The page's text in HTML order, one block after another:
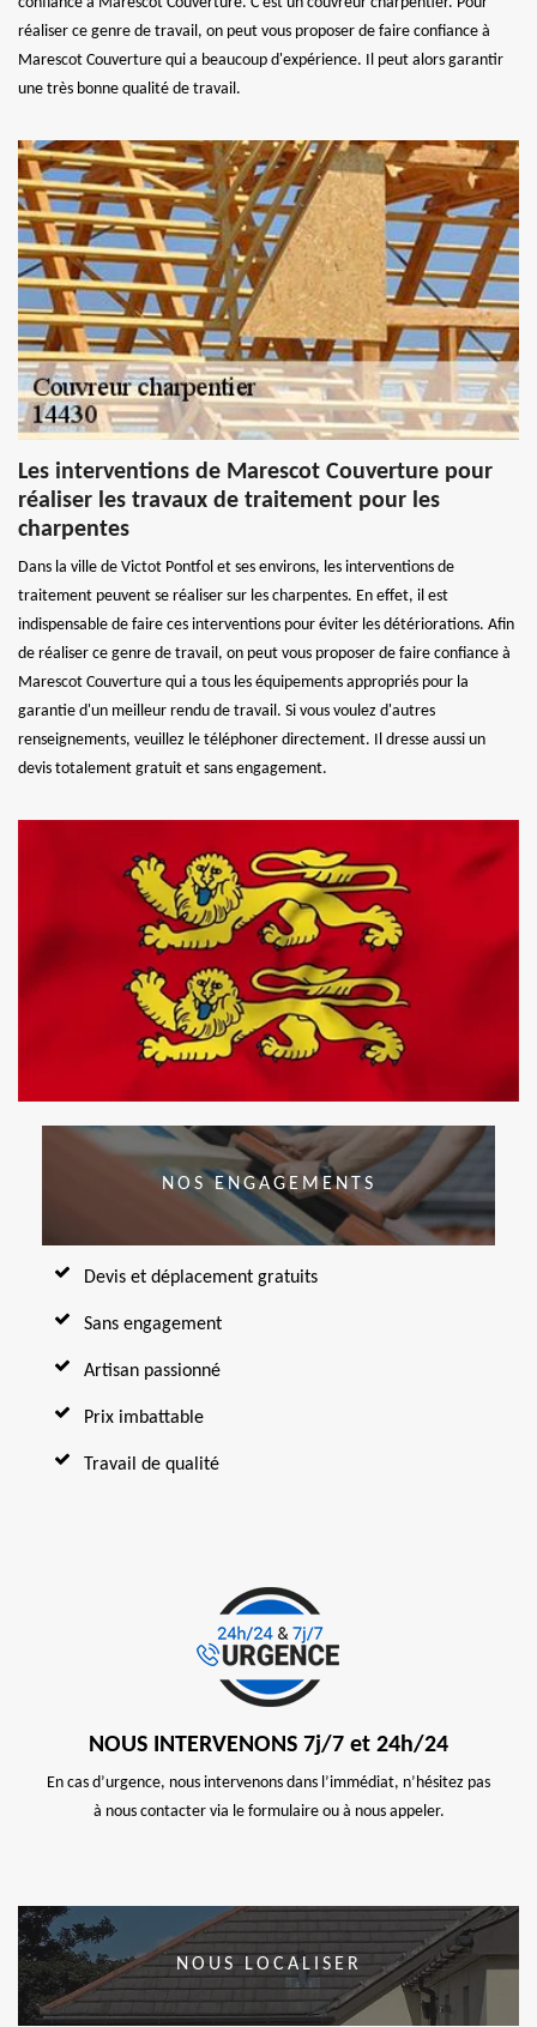
réaliser ce genre de travail, on peut vous proposer de faire confiance à
Marescot Couverture qui a beaucoup d'expérience. Il peut alors garantir
une très bonne qualité de travail.
Les interventions de Marescot Couverture pour
réaliser les travaux de traitement pour les
charpentes
Dans la ville de Victot Pontfol et ses environs, les interventions de
traitement peuvent se réaliser sur les charpentes. En effet, il est
indispensable de faire ces interventions pour éviter les détériorations. Afin
de réaliser ce genre de travail, on peut vous proposer de faire confiance à
Marescot Couverture qui a tous les équipements appropriés pour la
garantie d'un meilleur rendu de travail. Si vous voulez d'autres
renseignements, veuillez le téléphoner directement. Il dresse aussi un
devis totalement gratuit et sans engagement.
NOS ENGAGEMENTS
Devis et déplacement gratuits
Sans engagement
Artisan passionné
Prix imbattable
Travail de qualité
NOUS INTERVENONS 7j/7 et 24h/24
En cas d’urgence, nous intervenons dans l’immédiat, n’hésitez pas
à nous contacter via le formulaire ou à nous appeler.
NOUS LOCALISER